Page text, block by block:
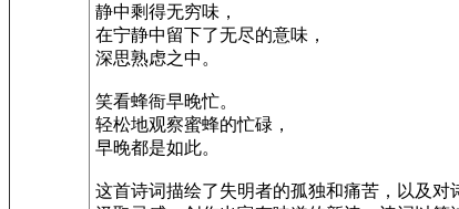
静中剩得无穷味，
在宁静中留下了无尽的意味，
深思熟虑之中。
笑看蜂衙早晚忙。
轻松地观察蜜蜂的忙碌，
早晚都是如此。
这首诗词描绘了失明者的孤独和痛苦，以及